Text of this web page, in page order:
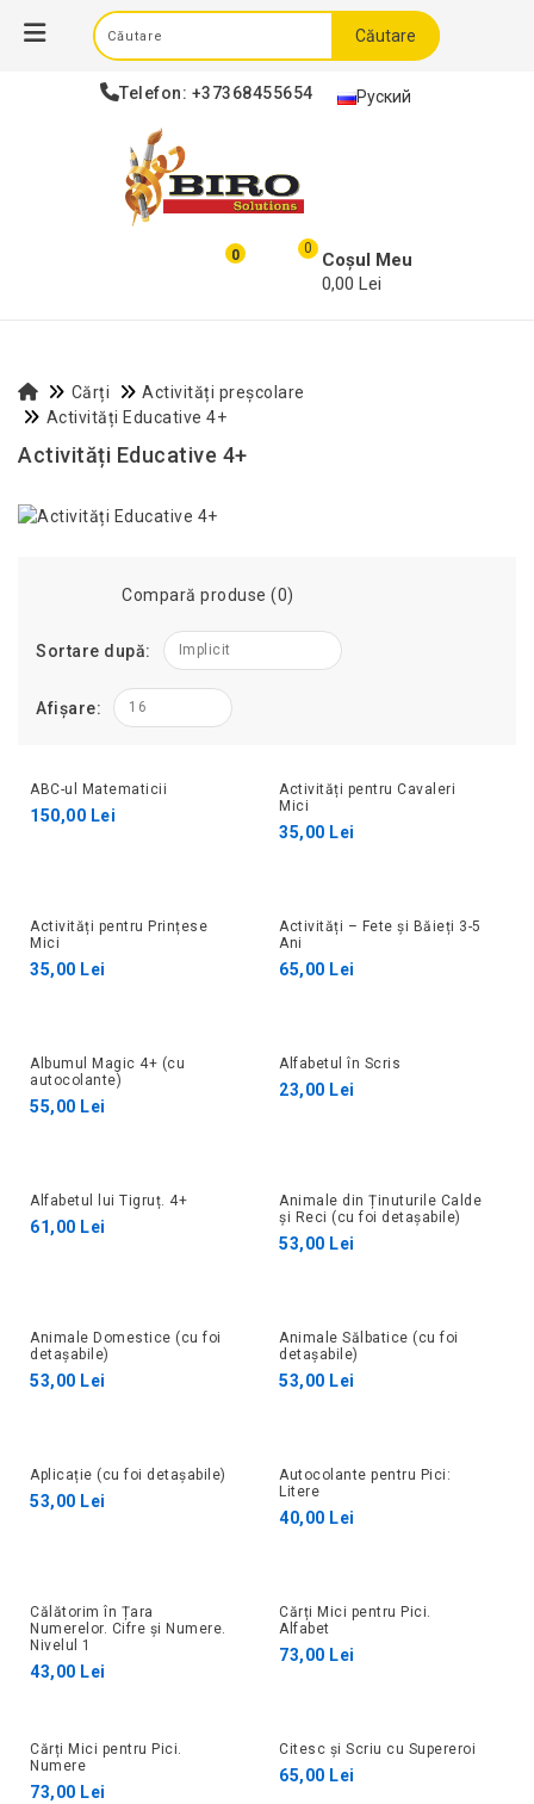
Telefon: +37368455654 Руский
Căutare
0 0
Coșul Meu
0,00 Lei
Cărți
Activități preșcolare
Activități Educative 4+
Activități Educative 4+
Compară produse (0)
Sortare după: Implicit
Afișare: 16
ABC-ul Matematicii
150,00 Lei
Activități pentru Cavaleri
Mici
35,00 Lei
Activități pentru Prințese
Mici
35,00 Lei
Activități – Fete și Băieți 3-5
Ani
65,00 Lei
Albumul Magic 4+ (cu
autocolante)
55,00 Lei
Alfabetul în Scris
23,00 Lei
Alfabetul lui Tigruț. 4+
61,00 Lei
Animale din Ținuturile Calde
și Reci (cu foi detașabile)
53,00 Lei
Animale Domestice (cu foi
detașabile)
53,00 Lei
Animale Sălbatice (cu foi
detașabile)
53,00 Lei
Aplicație (cu foi detașabile)
53,00 Lei
Autocolante pentru Pici:
Litere
40,00 Lei
Călătorim în Țara
Numerelor. Cifre și Numere.
Nivelul 1
43,00 Lei
Cărți Mici pentru Pici.
Alfabet
73,00 Lei
Cărți Mici pentru Pici.
Numere
73,00 Lei
Citesc și Scriu cu Supereroi
65,00 Lei